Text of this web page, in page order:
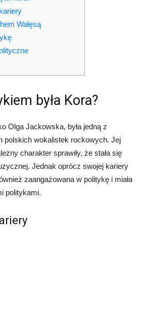
Wałęsą
była Kora?
Olga Jackowska, była jedną z
polskich wokalistek rockowych. Jej
charakter sprawiły, że stała się
Jednak oprócz swojej kariery
zaangażowana w politykę i miała
politykami.